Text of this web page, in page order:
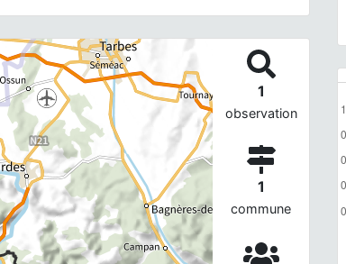
1
observation
1
commune